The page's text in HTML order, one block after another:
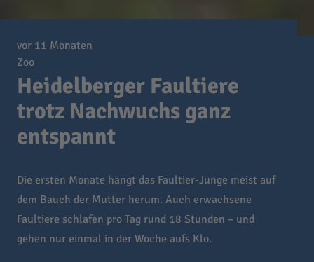
vor 11 Monaten
Zoo
Heidelberger Faultiere
trotz Nachwuchs ganz
entspannt
Die ersten Monate hängt das Faultier-Junge meist auf
dem Bauch der Mutter herum. Auch erwachsene
Faultiere schlafen pro Tag rund 18 Stunden – und
gehen nur einmal in der Woche aufs Klo.